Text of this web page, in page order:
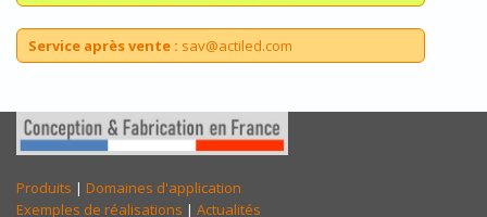
Service après vente : sav@actiled.com
Produits | Domaines d'application
Exemples de réalisations | Actualités